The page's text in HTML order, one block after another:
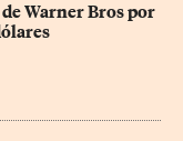
Warner Bros por